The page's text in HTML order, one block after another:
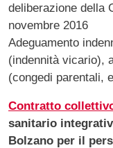
deliberazione della
novembre 2016
Adeguamento
(indennità vicario),
(congedi parentali,
Contratto
sanitario
Bolzano per il